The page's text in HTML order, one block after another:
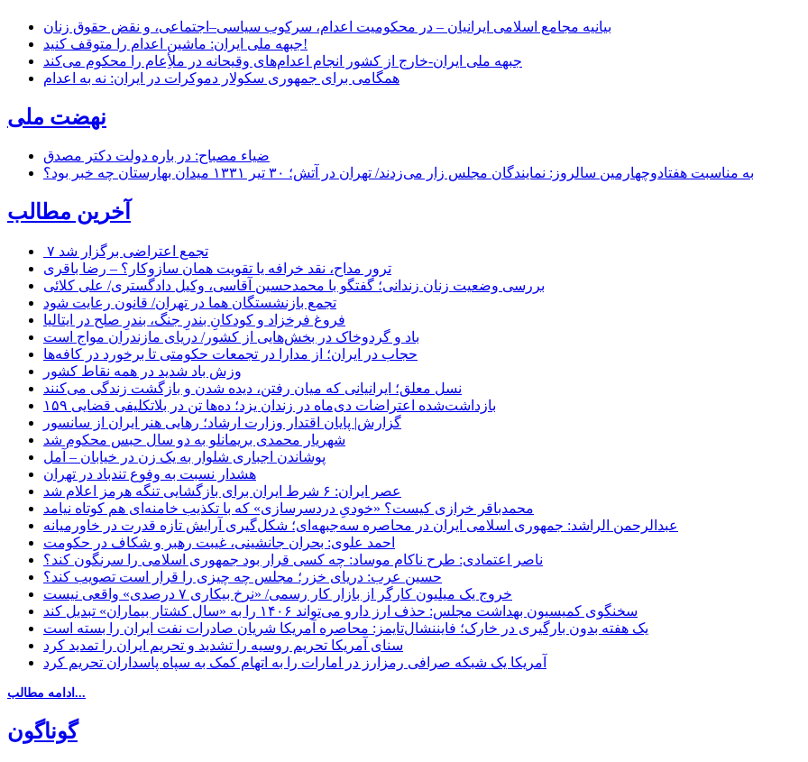
بیانیه مجامع اسلامی ایرانیان – در محکومیت اعدام، سرکوب سیاسی–اجتماعی، و نقض حقوق زنان
جبهه ملی ایران: ماشین اعدام را متوقف کنید!
جبهه ملی ایران-خارج از کشور انجام اعدام‌های وقیحانه در ملأِعام را محکوم می‌کند
همگامی برای جمهوری سکولار دموکرات در ایران: نه به اعدام
نهضت ملی
ضیاء مصباح: در باره دولت دکتر مصدق
به مناسبت هفتادوچهارمین سالروز: نمایندگان مجلس زار می‌زدند/ تهران در آتش؛ ۳۰ تیر ۱۳۳۱ میدان بهارستان چه خبر بود؟
آخرین مطالب
۷ تجمع اعتراضی برگزار شد
ترور مداح، نقد خرافه یا تقویت همان سازوکار؟ – رضا باقری
بررسی وضعیت زنان زندانی؛ گفتگو با محمدحسین آقاسی، وکیل دادگستری/ علی کلائی
تجمع بازنشستگان هما در تهران/ قانون رعایت شود
فروغ فرخزاد و کودکانِ بندرِ جنگ، بندرِ صلح در ایتالیا
باد و گردوخاک در بخش‌هایی از کشور/ دریای مازندران مواج است
حجاب در ایران؛ از مدارا در تجمعات حکومتی تا برخورد در کافه‌ها
وزش باد شدید در همه نقاط کشور
نسل معلق؛ ایرانیانی که میان رفتن، دیده شدن و بازگشت زندگی می‌کنند
۱۵۹ بازداشت‌شده اعتراضات دی‌ماه در زندان یزد؛ ده‌ها تن در بلاتکلیفی قضایی
گزارش| پایان اقتدار وزارت ارشاد؛ رهایی هنر ایران از سانسور
شهریار محمدی بریمانلو به دو سال حبس محکوم شد
پوشاندن اجباری شلوار به یک زن در خیابان – آمل
هشدار نسبت به وفوع تندباد در تهران
عصر ایران: ۶ شرط ایران برای بازگشایی تنگه هرمز اعلام شد
محمدباقر خرازی کیست؟ «خودیِ دردسرسازی» که با تکذیب خامنه‌ای هم کوتاه نیامد
عبدالرحمن الراشد: جمهوری اسلامی ایران در محاصره سه‌جبهه‌ای؛ شکل‌گیری آرایش تازه قدرت در خاورمیانه
احمد علوی: بحران جانشینی، غیبت رهبر و شکاف در حکومت
ناصر اعتمادی: طرح ناکام موساد: چه کسی قرار بود جمهوری اسلامی را سرنگون کند؟
حسین عرب: دریای خزر؛ مجلس چه چیزی را قرار است تصویب کند؟
خروج یک میلیون کارگر از بازار کار رسمی/ «نرخ بیکاری ۷ درصدی» واقعی نیست
سخنگوی کمیسیون بهداشت مجلس: حذف ارز دارو می‌تواند ۱۴۰۶ را به «سال کشتار بیماران» تبدیل کند
یک هفته بدون بارگیری در خارک؛ فایننشال‌تایمز: محاصره آمریکا شریان صادرات نفت ایران را بسته است
سنای آمریکا تحریم روسیه را تشدید و تحریم ایران را تمدید کرد
آمریکا یک شبکه صرافی رمزارز در امارات را به اتهام کمک به سپاه پاسداران تحریم کرد
ادامه مطالب...
گوناگون